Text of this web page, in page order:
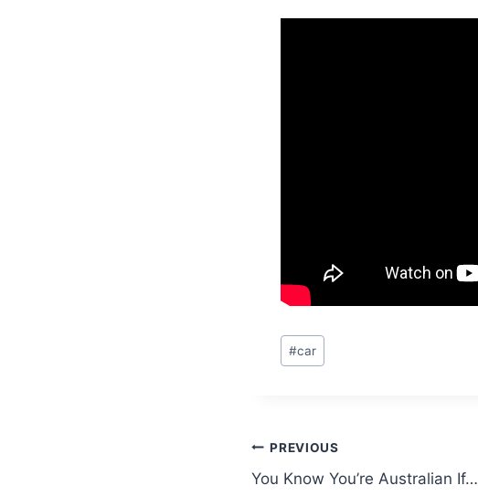
Post
Tags:
#car
Post
PREVIOUS
You Know You’re Australian If…